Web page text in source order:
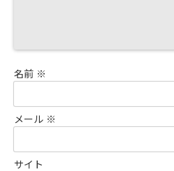
名前 ※
メール ※
サイト